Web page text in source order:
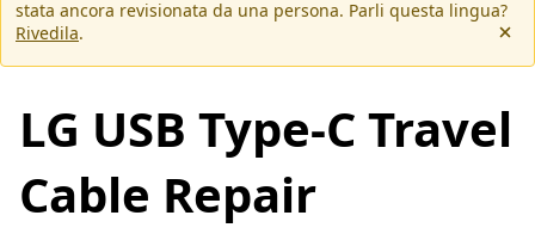
stata ancora revisionata da una persona. Parli questa lingua?
Rivedila.
LG USB Type-C Travel
Cable Repair